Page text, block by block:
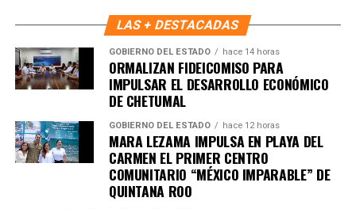
nuevas oportunidades para la población del sur.
Bajo esta visión, Chetumal avanza como un punto
estratégico para la diversificación económica de Quintana
Roo, reafirmando el compromiso del gobierno estatal de
Fuente: 5to Poder Agencia de Noticias
LAS + DESTACADAS
GOBIERNO DEL ESTADO hace 14 horas
ORMALIZAN FIDEICOMISO PARA
IMPULSAR EL DESARROLLO ECONÓMICO
DE CHETUMAL
GOBIERNO DEL ESTADO hace 12 horas
MARA LEZAMA IMPULSA EN PLAYA DEL
CARMEN EL PRIMER CENTRO
COMUNITARIO “MÉXICO IMPARABLE” DE
QUINTANA ROO